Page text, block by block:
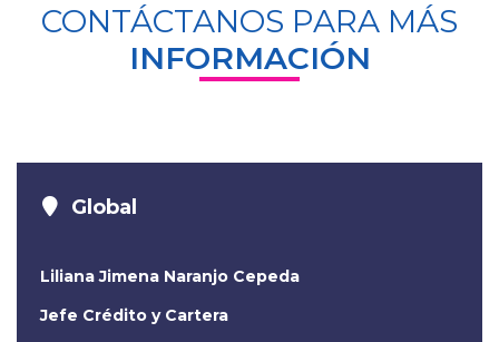
CONTÁCTANOS PARA MÁS
INFORMACIÓN
Global
Liliana Jimena Naranjo Cepeda
Jefe Crédito y Cartera